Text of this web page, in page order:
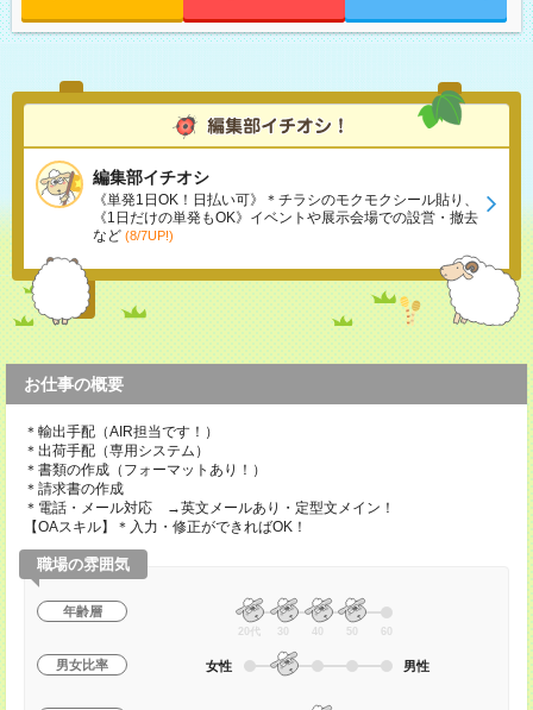
編集部イチオシ
《単発1日OK！日払い可》＊チラシのモクモクシール貼り、
《1日だけの単発もOK》イベントや展示会場での設営・撤去
など (8/7UP!)
お仕事の概要
＊輸出手配（AIR担当です！）
＊出荷手配（専用システム）
＊書類の作成（フォーマットあり！）
＊請求書の作成
＊電話・メール対応 →英文メールあり・定型文メイン！
【OAスキル】＊入力・修正ができればOK！
職場の雰囲気
年齢層
20代 30 40 50 60
男女比率 女性 男性